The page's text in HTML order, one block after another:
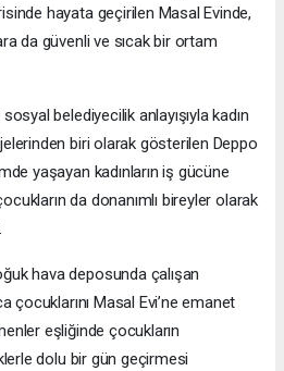
hayata geçirilen Masal Evinde,
da güvenli ve sıcak bir ortam
belediyecilik anlayışıyla kadın
biri olarak gösterilen Deppo
yaşayan kadınların iş gücüne
çocukların da donanımlı bireyler olarak
hava deposunda çalışan
çocuklarını Masal Evi’ne emanet
eşliğinde çocukların
dolu bir gün geçirmesi